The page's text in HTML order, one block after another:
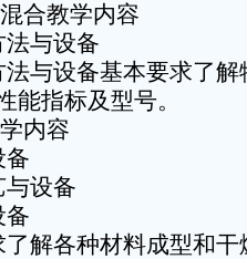
合教学内容
法与设备
与设备基本要求了
能指标及型号。
内容
备
与设备
备
解各种材料成型和